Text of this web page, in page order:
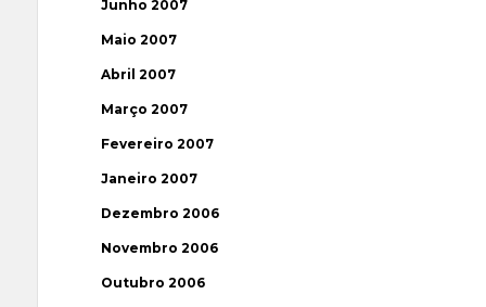
Junho 2007
Maio 2007
Abril 2007
Março 2007
Fevereiro 2007
Janeiro 2007
Dezembro 2006
Novembro 2006
Outubro 2006